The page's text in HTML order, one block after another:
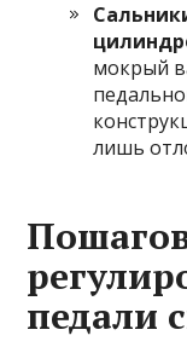
мокрый
лишь
педали